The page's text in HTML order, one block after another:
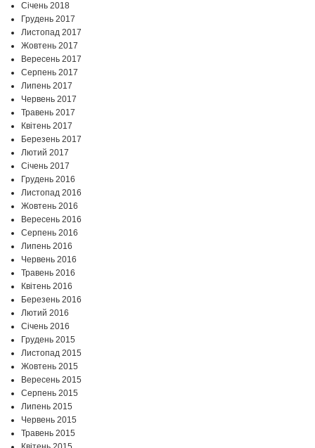
Січень 2018
Грудень 2017
Листопад 2017
Жовтень 2017
Вересень 2017
Серпень 2017
Липень 2017
Червень 2017
Травень 2017
Квітень 2017
Березень 2017
Лютий 2017
Січень 2017
Грудень 2016
Листопад 2016
Жовтень 2016
Вересень 2016
Серпень 2016
Липень 2016
Червень 2016
Травень 2016
Квітень 2016
Березень 2016
Лютий 2016
Січень 2016
Грудень 2015
Листопад 2015
Жовтень 2015
Вересень 2015
Серпень 2015
Липень 2015
Червень 2015
Травень 2015